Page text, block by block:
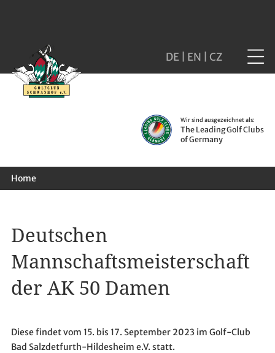
DE EN CZ
Wir sind ausgezeichnet als:
The Leading Golf Clubs
of Germany
Home
Deutschen
Mannschaftsmeisterschaft
der AK 50 Damen
Diese findet vom 15. bis 17. September 2023 im Golf-Club
Bad Salzdetfurth-Hildesheim e.V. statt.